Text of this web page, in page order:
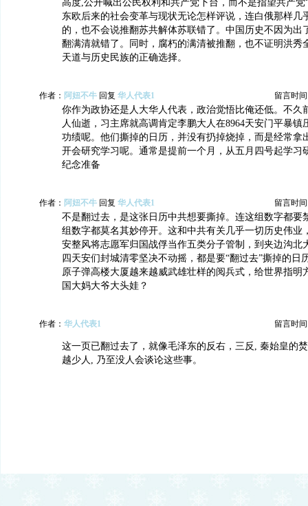
高度,公开喊出公民权利和共产党下台，而不是指望共产党
东欧后来的社会变革与现状无论怎样评说，连白俄那样几
的，也不会说推翻苏共解体苏联错了。中国历史不因为出
翻满清就错了。同时，腐朽的满清被推翻，也不证明洪秀
天道与历史民族的正确选择。
作者： 阿妞不牛 回复 华人代表1 留言时间
你作为政协还是人大华人代表，政治觉悟比俺还低。不久
人仙逝，习主席就高调肯定李鹏大人在8964天安门平暴镇
功绩呢。他们撕掉的日历，并没有扔掉烧掉，而是经常拿
开会研究学习呢。通常是提前一个月，从五月四号起学习
纪念准备
作者： 阿妞不牛 回复 华人代表1 留言时间
不是翻过去，是这张日历中共想要撕掉。连这组数字都要
组数字都莫名其妙停开。这和中共有关几乎一切历史伟业
安整风将志愿军归国战俘当作五类分子管制，到夹边沟北
四天安们封城清零坚决不动摇，都是要“翻过去”撕掉的日
原子弹高楼大厦越来越威武雄壮样的阅兵式，给世界指明
国大妈大爷大头娃？
作者： 华人代表1 留言时间
这一页已翻过去了，就像毛泽东的反右，三反, 秦始皇的
越少人, 乃至没人会谈论这些事。